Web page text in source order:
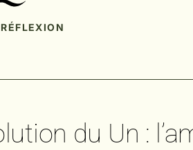
RÉFLEXION
du Un :